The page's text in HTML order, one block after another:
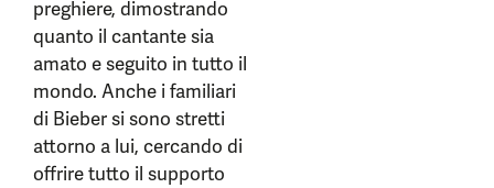
preghiere, dimostrando
quanto il cantante sia
amato e seguito in tutto il
mondo. Anche i familiari
di Bieber si sono stretti
attorno a lui, cercando di
offrire tutto il supporto